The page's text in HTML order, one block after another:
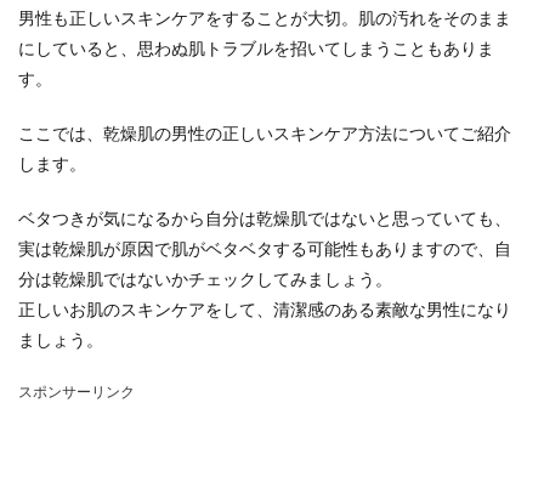
男性も正しいスキンケアをすることが大切。肌の汚れをそのまま
にしていると、思わぬ肌トラブルを招いてしまうこともありま
す。
ここでは、乾燥肌の男性の正しいスキンケア方法についてご紹介
します。
ベタつきが気になるから自分は乾燥肌ではないと思っていても、
実は乾燥肌が原因で肌がベタベタする可能性もありますので、自
分は乾燥肌ではないかチェックしてみましょう。
正しいお肌のスキンケアをして、清潔感のある素敵な男性になり
ましょう。
スポンサーリンク